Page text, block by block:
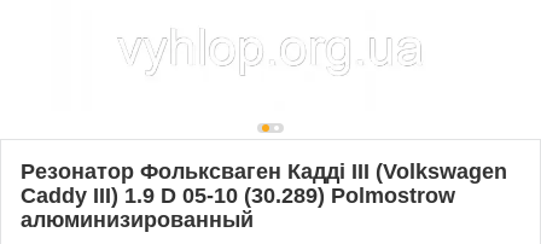
Резонатор Фольксваген Кадді III (Volkswagen
Caddy III) 1.9 D 05-10 (30.289) Polmostrow
алюминизированный